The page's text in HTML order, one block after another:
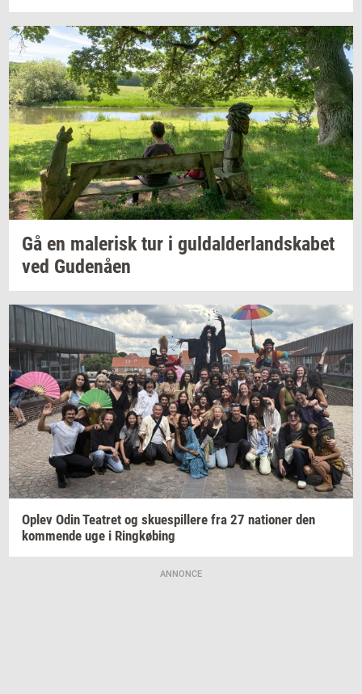
Gå en ma­le­risktur i gul­dal­der­land­ska­bet
ved Gu­denå­en
Oplev OdinTe­a­tret og sku­e­spil­le­re fra 27 na­tio­ner den
kom­men­de uge i Ring­kø­bing
ANNONCE